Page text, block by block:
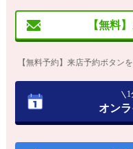
【無料
【無料予約】来店予約ボタン
オン